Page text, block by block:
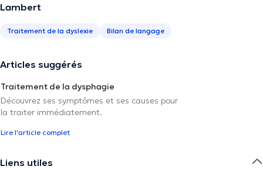
Lambert
Traitement de la dyslexie Bilan de langage
Articles suggérés
Traitement de la dysphagie
Découvrez ses symptômes et ses causes pour
la traiter immédiatement.
Lire l'article complet
Liens utiles